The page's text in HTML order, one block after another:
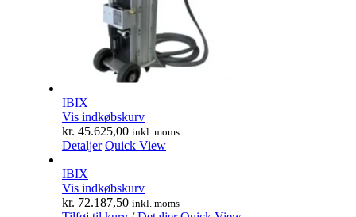
IBIX
Vis indkøbskurv
kr. 45.625,00 inkl. moms
Detaljer Quick View
IBIX
Vis indkøbskurv
kr. 72.187,50 inkl. moms